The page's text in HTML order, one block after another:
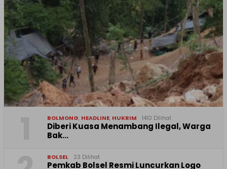
BOLMONG, HEADLINE, HUKRIM 1410 Dilihat
Diberi Kuasa Menambang Ilegal, Warga
Bak…
BOLSEL 23 Dilihat
Pemkab Bolsel Resmi Luncurkan Logo